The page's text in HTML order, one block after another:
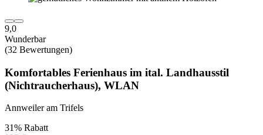
9,0
Wunderbar
(32 Bewertungen)
Komfortables Ferienhaus im ital. Landhausstil
(Nichtraucherhaus), WLAN
Annweiler am Trifels
31% Rabatt